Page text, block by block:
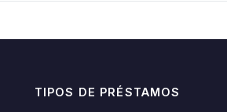
TIPOS DE PRÉSTAMOS